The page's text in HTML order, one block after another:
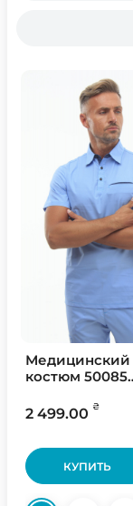
Медицинский
костюм 50085
2 499.00 ₴
КУПИТЬ